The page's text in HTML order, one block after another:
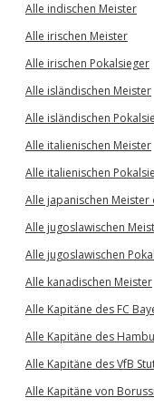
Alle indischen Meister
Alle irischen Meister
Alle irischen Pokalsieger
Alle isländischen Meister
Alle isländischen
Alle italienischen Meister
Alle italienischen
Alle japanischen Meister
Alle jugoslawischen
Alle jugoslawischen
Alle kanadischen Meister
Alle Kapitäne des FC
Alle Kapitäne des
Alle Kapitäne des VfB
Alle Kapitäne von